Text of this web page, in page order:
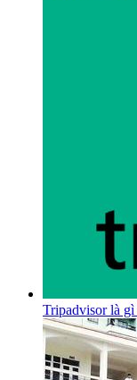
Tripadvisor là